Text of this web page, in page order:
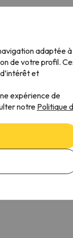
nous envoyiez un
adaptée à
de votre profil.
et
expérience de
notre Politique